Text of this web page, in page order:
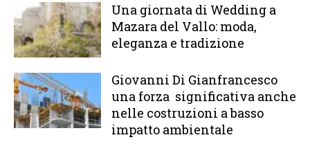
Una giornata di Wedding a
Mazara del Vallo: moda,
eleganza e tradizione
Giovanni Di Gianfrancesco
una forza significativa anche
nelle costruzioni a basso
impatto ambientale